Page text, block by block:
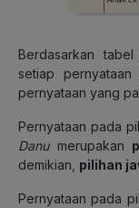
Berdasarkan
setiap
pernyataan yang
Pernyataan pada
Danumerupakan
demikian, pilihan
Pernyataan pada